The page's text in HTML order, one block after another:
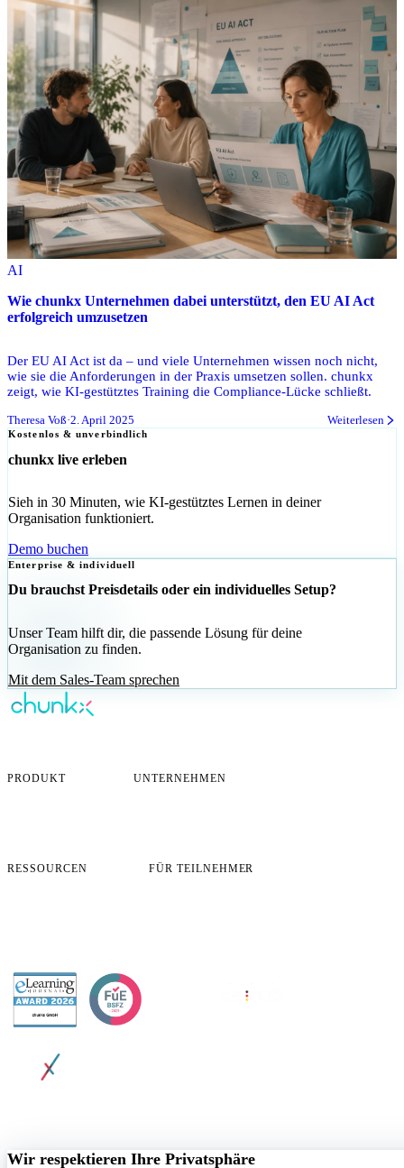
AI
Wie chunkx Unternehmen dabei unterstützt, den EU AI Act
erfolgreich umzusetzen
Der EU AI Act ist da – und viele Unternehmen wissen noch nicht,
wie sie die Anforderungen in der Praxis umsetzen sollen. chunkx
zeigt, wie KI-gestütztes Training die Compliance-Lücke schließt.
Theresa Voß·2. April 2025 Weiterlesen
Kostenlos & unverbindlich
chunkx live erleben
Sieh in 30 Minuten, wie KI-gestütztes Lernen in deiner
Organisation funktioniert.
Demo buchen
Enterprise & individuell
Du brauchst Preisdetails oder ein individuelles Setup?
Unser Team hilft dir, die passende Lösung für deine
Organisation zu finden.
Mit dem Sales-Team sprechen
PRODUKT UNTERNEHMEN
RESSOURCEN FÜR TEILNEHMER
Wir respektieren Ihre Privatsphäre